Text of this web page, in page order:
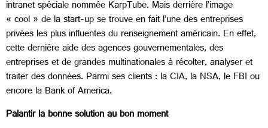
intranet spéciale nommée KarpTube. Mais derrière l’image
« cool » de la start-up se trouve en fait l’une des entreprises
privées les plus influentes du renseignement américain. En effet,
cette dernière aide des agences gouvernementales, des
entreprises et de grandes multinationales à récolter, analyser et
traiter des données. Parmi ses clients : la CIA, la NSA, le FBI ou
encore la Bank of America.
Palantir la bonne solution au bon moment